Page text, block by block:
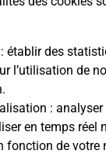
: établir des
l’utilisation de
:
en temps réel
fonction de votre